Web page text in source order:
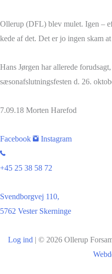
Ollerup (DFL) blev mulet. Igen –
kede af det. Det er jo ingen skam
Hans Jørgen har allerede
sæsonafslutningsfesten d. 26.
7.09.18 Morten Harefod
Facebook Instagram
+45 25 38 58 72
Svendborgvej 110,
5762 Vester Skerninge
Log ind | © 2026 Ollerup